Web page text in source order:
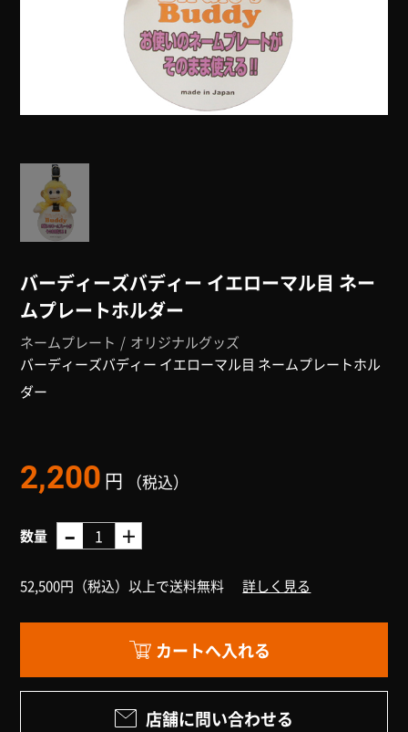
バーディーズバディー イエローマル目 ネー
ムプレートホルダー
ネームプレート
オリジナルグッズ
バーディーズバディー イエローマル目 ネームプレートホル
ダー
2,200 円 （税込）
数量
52,500円（税込）以上で送料無料 詳しく見る
店舗に問い合わせる